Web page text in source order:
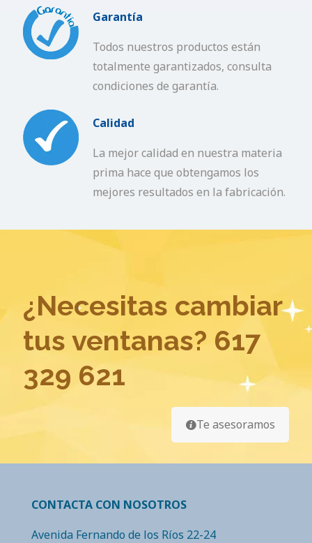
Garantía
Todos nuestros productos están
totalmente garantizados, consulta
condiciones de garantía.
Calidad
La mejor calidad en nuestra materia
prima hace que obtengamos los
mejores resultados en la fabricación.
¿Necesitas cambiar
tus ventanas? 617
329 621
Te asesoramos
CONTACTA CON NOSOTROS
Avenida Fernando de los Ríos 22-24